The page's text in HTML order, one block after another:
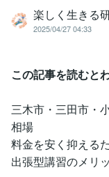
楽しく生きる
2025/04/27 04:33
この記事を読むと
三木市・三田市・
相場
料金を安く抑える
出張型講習のメリ